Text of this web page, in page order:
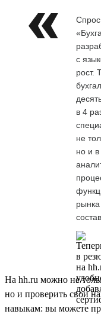
с
рост.
в 4
не
но и
На hh.ru можно не
но и проверить свои
навыкам: вы можете